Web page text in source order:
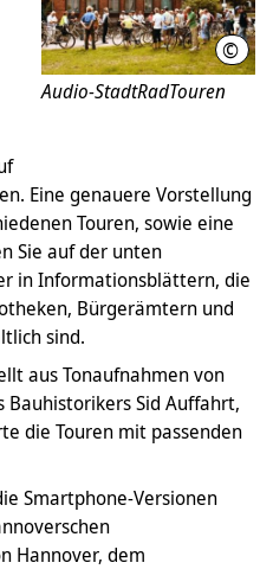
©
Audio-StadtRadTouren
Eine genauere Vorstellung
Touren, sowie eine
Sie auf der unten
in Informationsblättern, die
Bürgerämtern und
sind.
aus Tonaufnahmen von
Sid Auffahrt,
die Touren mit passenden
Smartphone-Versionen
Hannover, dem